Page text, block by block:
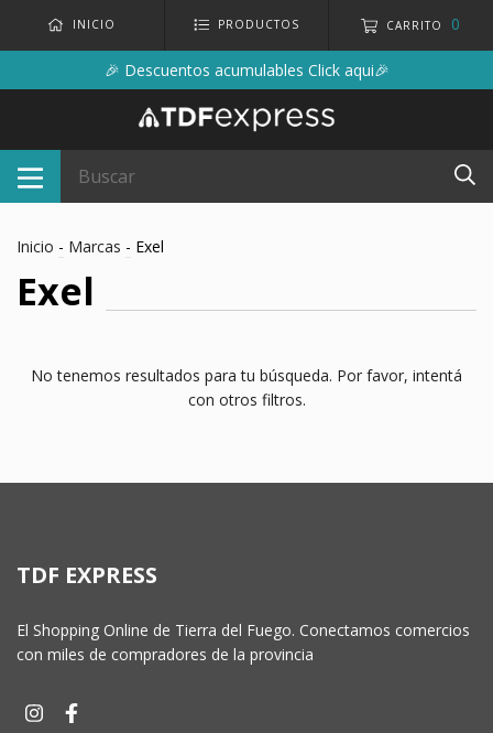
INICIO PRODUCTOS CARRITO 0
🎉 Descuentos acumulables Click aqui🎉
Inicio - Marcas - Exel
Exel
No tenemos resultados para tu búsqueda. Por favor, intentá
con otros filtros.
TDF EXPRESS
El Shopping Online de Tierra del Fuego. Conectamos comercios
con miles de compradores de la provincia